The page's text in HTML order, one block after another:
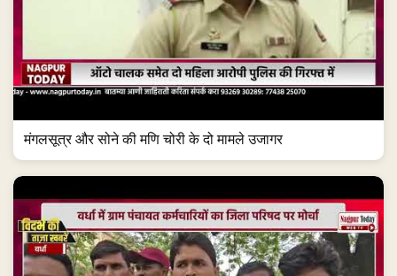
मंगलसूत्र और सोने की मणि चोरी के दो मामले उजागर